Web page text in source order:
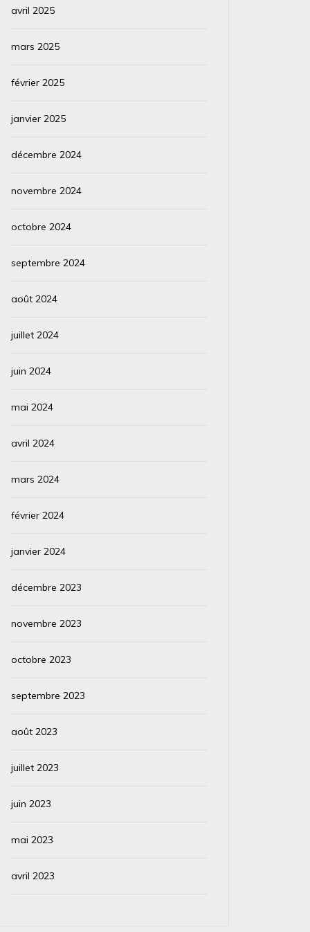
avril 2025
mars 2025
février 2025
janvier 2025
décembre 2024
novembre 2024
octobre 2024
septembre 2024
août 2024
juillet 2024
juin 2024
mai 2024
avril 2024
mars 2024
février 2024
janvier 2024
décembre 2023
novembre 2023
octobre 2023
septembre 2023
août 2023
juillet 2023
juin 2023
mai 2023
avril 2023